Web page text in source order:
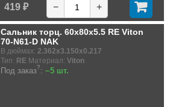
419 ₽ − +
Сальник торц. 60x80x5.5 RE Viton
70-N61-D NAK
В дюймах: 2.362x3.150x0.217
Тип: RE Материал: Viton
Под заказ?: ~5 шт.